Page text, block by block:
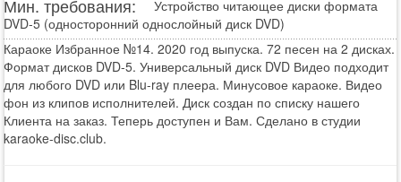
Мин. требования:
Устройство читающее диски формата
DVD-5 (односторонний однослойный диск DVD)
Караоке Избранное №14. 2020 год выпуска. 72 песен на 2 дисках.
Формат дисков DVD-5. Универсальный диск DVD Видео подходит
для любого DVD или Blu-ray плеера. Минусовое караоке. Видео
фон из клипов исполнителей. Диск создан по списку нашего
Клиента на заказ. Теперь доступен и Вам. Сделано в студии
karaoke-disc.club.